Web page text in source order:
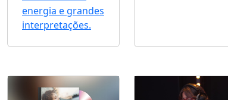
energia e grandes
interpretações.